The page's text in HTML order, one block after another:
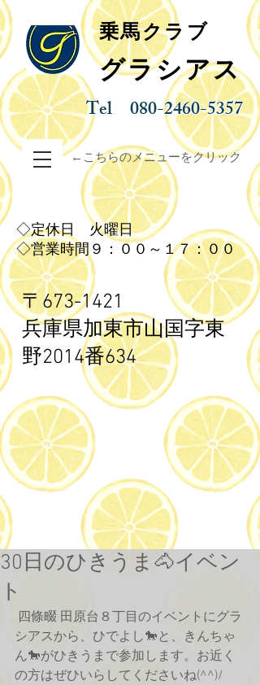
乗馬クラブ
グラシアス
Tel 080-2460-5357
◇定休日 火曜日
◇営業時間９：００～１７：００
〒673-1421
兵庫県加東市山国字東
野2014番634
←こちらのメニューをクリック
30日のひきうま🐴イベン
ト
シアスから、ひでよし🐎と、きんちゃ
ん🐎がひきうまで参加します。お近く
の方はぜひいらしてくださいね(^^)/